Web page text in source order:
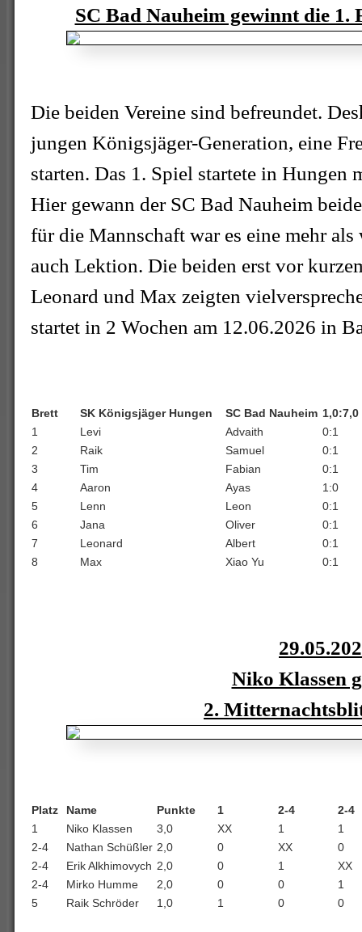
SC Bad Nauheim gewinnt die 1.
Die beiden Vereine sind befreundet.
jungen Königsjäger-Generation, eine
starten. Das 1. Spiel startete in
Hier gewann der SC Bad Nauheim
für die Mannschaft war es eine mehr
auch Lektion. Die beiden erst vor
Leonard und Max zeigten
startet in 2 Wochen am 12.06.2026 in
Brett SK Königsjäger Hungen SC Bad Nauheim 1,0:7,0
1
Levi Advaith
0:1
2
Raik Samuel
0:1
3
Tim Fabian
0:1
4
Aaron Ayas
1:0
5
Lenn Leon
0:1
6
Jana Oliver
0:1
7
Leonard Albert
0:1
8
Max Xiao Yu 0:1
Niko Klassen
2.
Platz Name Punkte 1 2-4
2-4
1
Niko Klassen 3,0 XX 1
1
2-4
Nathan Schüßler 2,0 0 XX
0
2-4
Erik Alkhimovych 2,0 0 1
XX
2-4
Mirko Humme 2,0 0 0
1
5
Raik Schröder 1,0 1 0 0